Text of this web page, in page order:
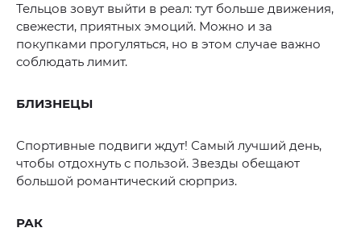
Тельцов зовут выйти в реал: тут больше движения,
свежести, приятных эмоций. Можно и за
покупками прогуляться, но в этом случае важно
соблюдать лимит.
БЛИЗНЕЦЫ
Спортивные подвиги ждут! Самый лучший день,
чтобы отдохнуть с пользой. Звезды обещают
большой романтический сюрприз.
РАК